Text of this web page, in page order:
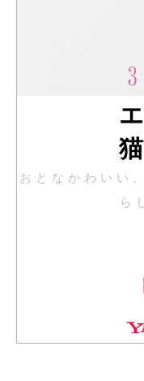
おとなかわいい
ら